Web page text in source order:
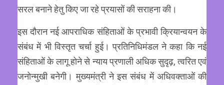
सरल बनाने हेतु किए जा रहे प्रयासों की सराहना की।
इस दौरान नई आपराधिक संहिताओं के प्रभावी क्रियान्वयन के
संबंध में भी विस्तृत चर्चा हुई। प्रतिनिधिमंडल ने कहा कि नई
संहिताओं के लागू होने से न्याय प्रणाली अधिक सुदृढ़, त्वरित एवं
जनोन्मुखी बनेगी। मुख्यमंत्री ने इस संबंध में अधिवक्ताओं की